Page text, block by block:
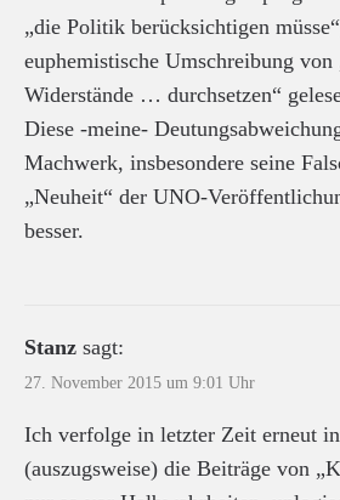
„die Politik berücksichtigen
euphemistische Umschreibung von
Widerstände … durchsetzen“
Diese -meine-
Machwerk, insbesondere seine
„Neuheit“ der UNO-
besser.
Stanz sagt:
27. November 2015 um 9:01 Uhr
Ich verfolge in letzter Zeit erneut
(auszugsweise) die Beiträge von